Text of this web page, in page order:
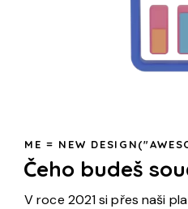
ME = NEW
Čeho budeš
V roce 2021 si přes naši